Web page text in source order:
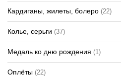
Кардиганы, жилеты, болеро (22)
Колье, серьги (37)
Медаль ко дню рождения (1)
Оплёты (22)